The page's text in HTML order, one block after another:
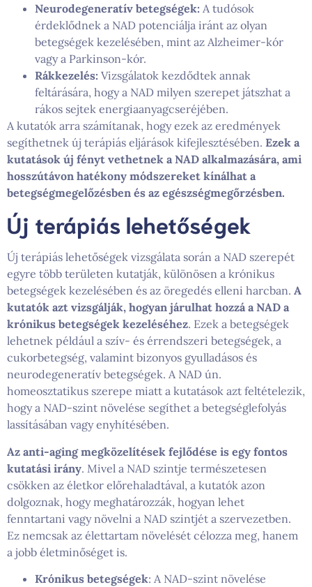
Neurodegeneratív betegségek: A tudósok
érdeklődnek a NAD potenciálja iránt az olyan
betegségek kezelésében, mint az Alzheimer-kór
vagy a Parkinson-kór.
Rákkezelés: Vizsgálatok kezdődtek annak
feltárására, hogy a NAD milyen szerepet játszhat a
rákos sejtek energiaanyagcseréjében.
A kutatók arra számítanak, hogy ezek az eredmények
segíthetnek új terápiás eljárások kifejlesztésében. Ezek a
kutatások új fényt vethetnek a NAD alkalmazására, ami
hosszútávon hatékony módszereket kínálhat a
betegségmegelőzésben és az egészségmegőrzésben.
Új terápiás lehetőségek
Új terápiás lehetőségek vizsgálata során a NAD szerepét
egyre több területen kutatják, különösen a krónikus
betegségek kezelésében és az öregedés elleni harcban. A
kutatók azt vizsgálják, hogyan járulhat hozzá a NAD a
krónikus betegségek kezeléséhez. Ezek a betegségek
lehetnek például a szív- és érrendszeri betegségek, a
cukorbetegség, valamint bizonyos gyulladásos és
neurodegeneratív betegségek. A NAD ún.
homeosztatikus szerepe miatt a kutatások azt feltételezik,
hogy a NAD-szint növelése segíthet a betegséglefolyás
lassításában vagy enyhítésében.
Az anti-aging megközelítések fejlődése is egy fontos
kutatási irány. Mivel a NAD szintje természetesen
csökken az életkor előrehaladtával, a kutatók azon
dolgoznak, hogy meghatározzák, hogyan lehet
fenntartani vagy növelni a NAD szintjét a szervezetben.
Ez nemcsak az élettartam növelését célozza meg, hanem
a jobb életminőséget is.
Krónikus betegségek: A NAD-szint növelése